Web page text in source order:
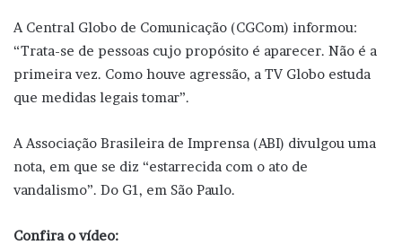
A Central Globo de Comunicação (CGCom) informou:
“Trata-se de pessoas cujo propósito é aparecer. Não é a
primeira vez. Como houve agressão, a TV Globo estuda
que medidas legais tomar”.
A Associação Brasileira de Imprensa (ABI) divulgou uma
nota, em que se diz “estarrecida com o ato de
vandalismo”. Do G1, em São Paulo.
Confira o vídeo: